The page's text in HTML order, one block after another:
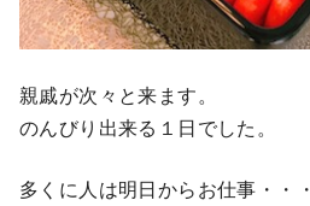
親戚が次々と来ます。
のんびり出来る１日でした。
多くに人は明日からお仕事・・・